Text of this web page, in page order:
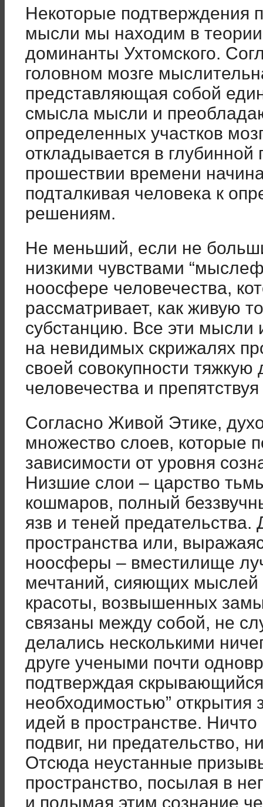
Некоторые подтверждения
мысли мы находим в
доминанты Ухтомского.
головном мозге
представляющая собой
смысла мысли и
определенных участков
откладывается в
прошествии времени
подталкивая человека к
решениям.
Не меньший, если не
низкими чувствами
ноосфере человечества,
рассматривает, как живую
субстанцию. Все эти мысли
на невидимых скрижалях
своей совокупности
человечества и
Согласно Живой Этике,
множество слоев, которые
зависимости от уровня
Низшие слои – царство
кошмаров, полный
язв и теней
пространства или,
ноосферы – вместилище
мечтаний, сияющих мыслей
красоты, возвышенных
связаны между собой, не
делались несколькими
друге учеными почти
подтверждая
необходимостью” открытия
идей в пространстве.
подвиг, ни предательство,
Отсюда неустанные
пространство, посылая в
и подымая этим сознание